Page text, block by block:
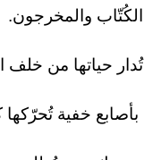
الكُتّاب والمخرجون.
تُدار حياتها من خلف
بأصابع خفية تُحرّكها